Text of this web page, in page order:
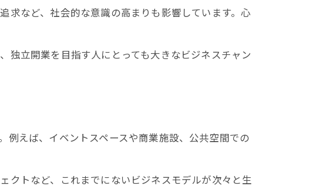
求など、社会的な意識の高まりも影響しています。心
独立開業を目指す人にとっても大きなビジネスチャン
例えば、イベントスペースや商業施設、公共空間での
クトなど、これまでにないビジネスモデルが次々と生